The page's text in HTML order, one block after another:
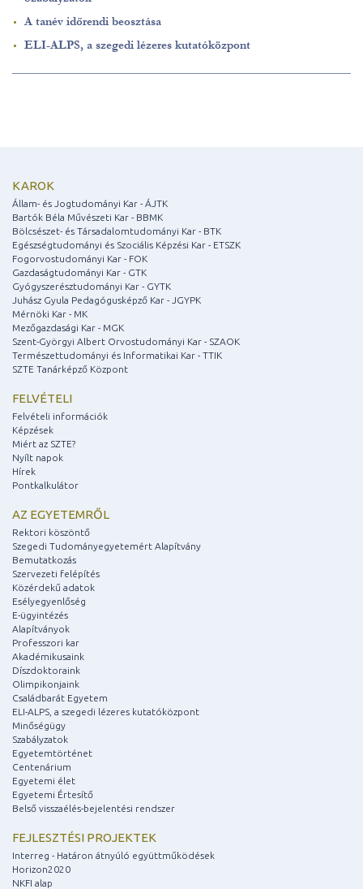
A tanév időrendi beosztása
ELI-ALPS, a szegedi lézeres kutatóközpont
KAROK
Állam- és Jogtudományi Kar - ÁJTK
Bartók Béla Művészeti Kar - BBMK
Bölcsészet- és Társadalomtudományi Kar - BTK
Egészségtudományi és Szociális Képzési Kar - ETSZK
Fogorvostudományi Kar - FOK
Gazdaságtudományi Kar - GTK
Gyógyszerésztudományi Kar - GYTK
Juhász Gyula Pedagógusképző Kar - JGYPK
Mérnöki Kar - MK
Mezőgazdasági Kar - MGK
Szent-Györgyi Albert Orvostudományi Kar - SZAOK
Természettudományi és Informatikai Kar - TTIK
SZTE Tanárképző Központ
FELVÉTELI
Felvételi információk
Képzések
Miért az SZTE?
Nyílt napok
Hírek
Pontkalkulátor
AZ EGYETEMRŐL
Rektori köszöntő
Szegedi Tudományegyetemért Alapítvány
Bemutatkozás
Szervezeti felépítés
Közérdekű adatok
Esélyegyenlőség
E-ügyintézés
Alapítványok
Professzori kar
Akadémikusaink
Díszdoktoraink
Olimpikonjaink
Családbarát Egyetem
ELI-ALPS, a szegedi lézeres kutatóközpont
Minőségügy
Szabályzatok
Egyetemtörténet
Centenárium
Egyetemi élet
Egyetemi Értesítő
Belső visszaélés-bejelentési rendszer
FEJLESZTÉSI PROJEKTEK
Interreg - Határon átnyúló együttműködések
Horizon2020
NKFI alap